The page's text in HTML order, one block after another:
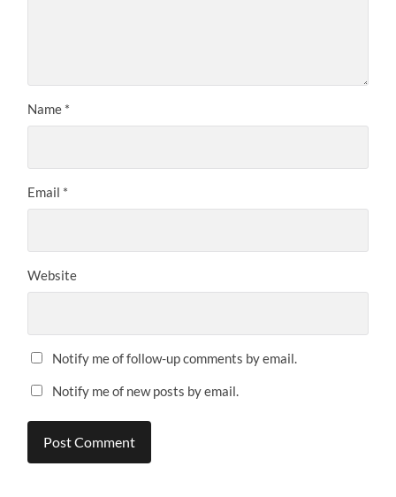
Name *
Email *
Website
Notify me of follow-up comments by email.
Notify me of new posts by email.